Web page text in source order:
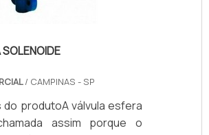
/ CAMPINAS - SP
produtoA válvula esfera
assim porque o